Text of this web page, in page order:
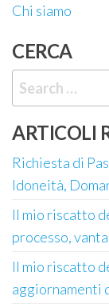
Chi siamo
CERCA
Search
for:
ARTICOLI
Richiesta di
Idoneità,
Il mio riscatto
processo,
Il mio riscatto
aggiornamenti